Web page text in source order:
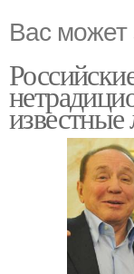
Вас может
известные